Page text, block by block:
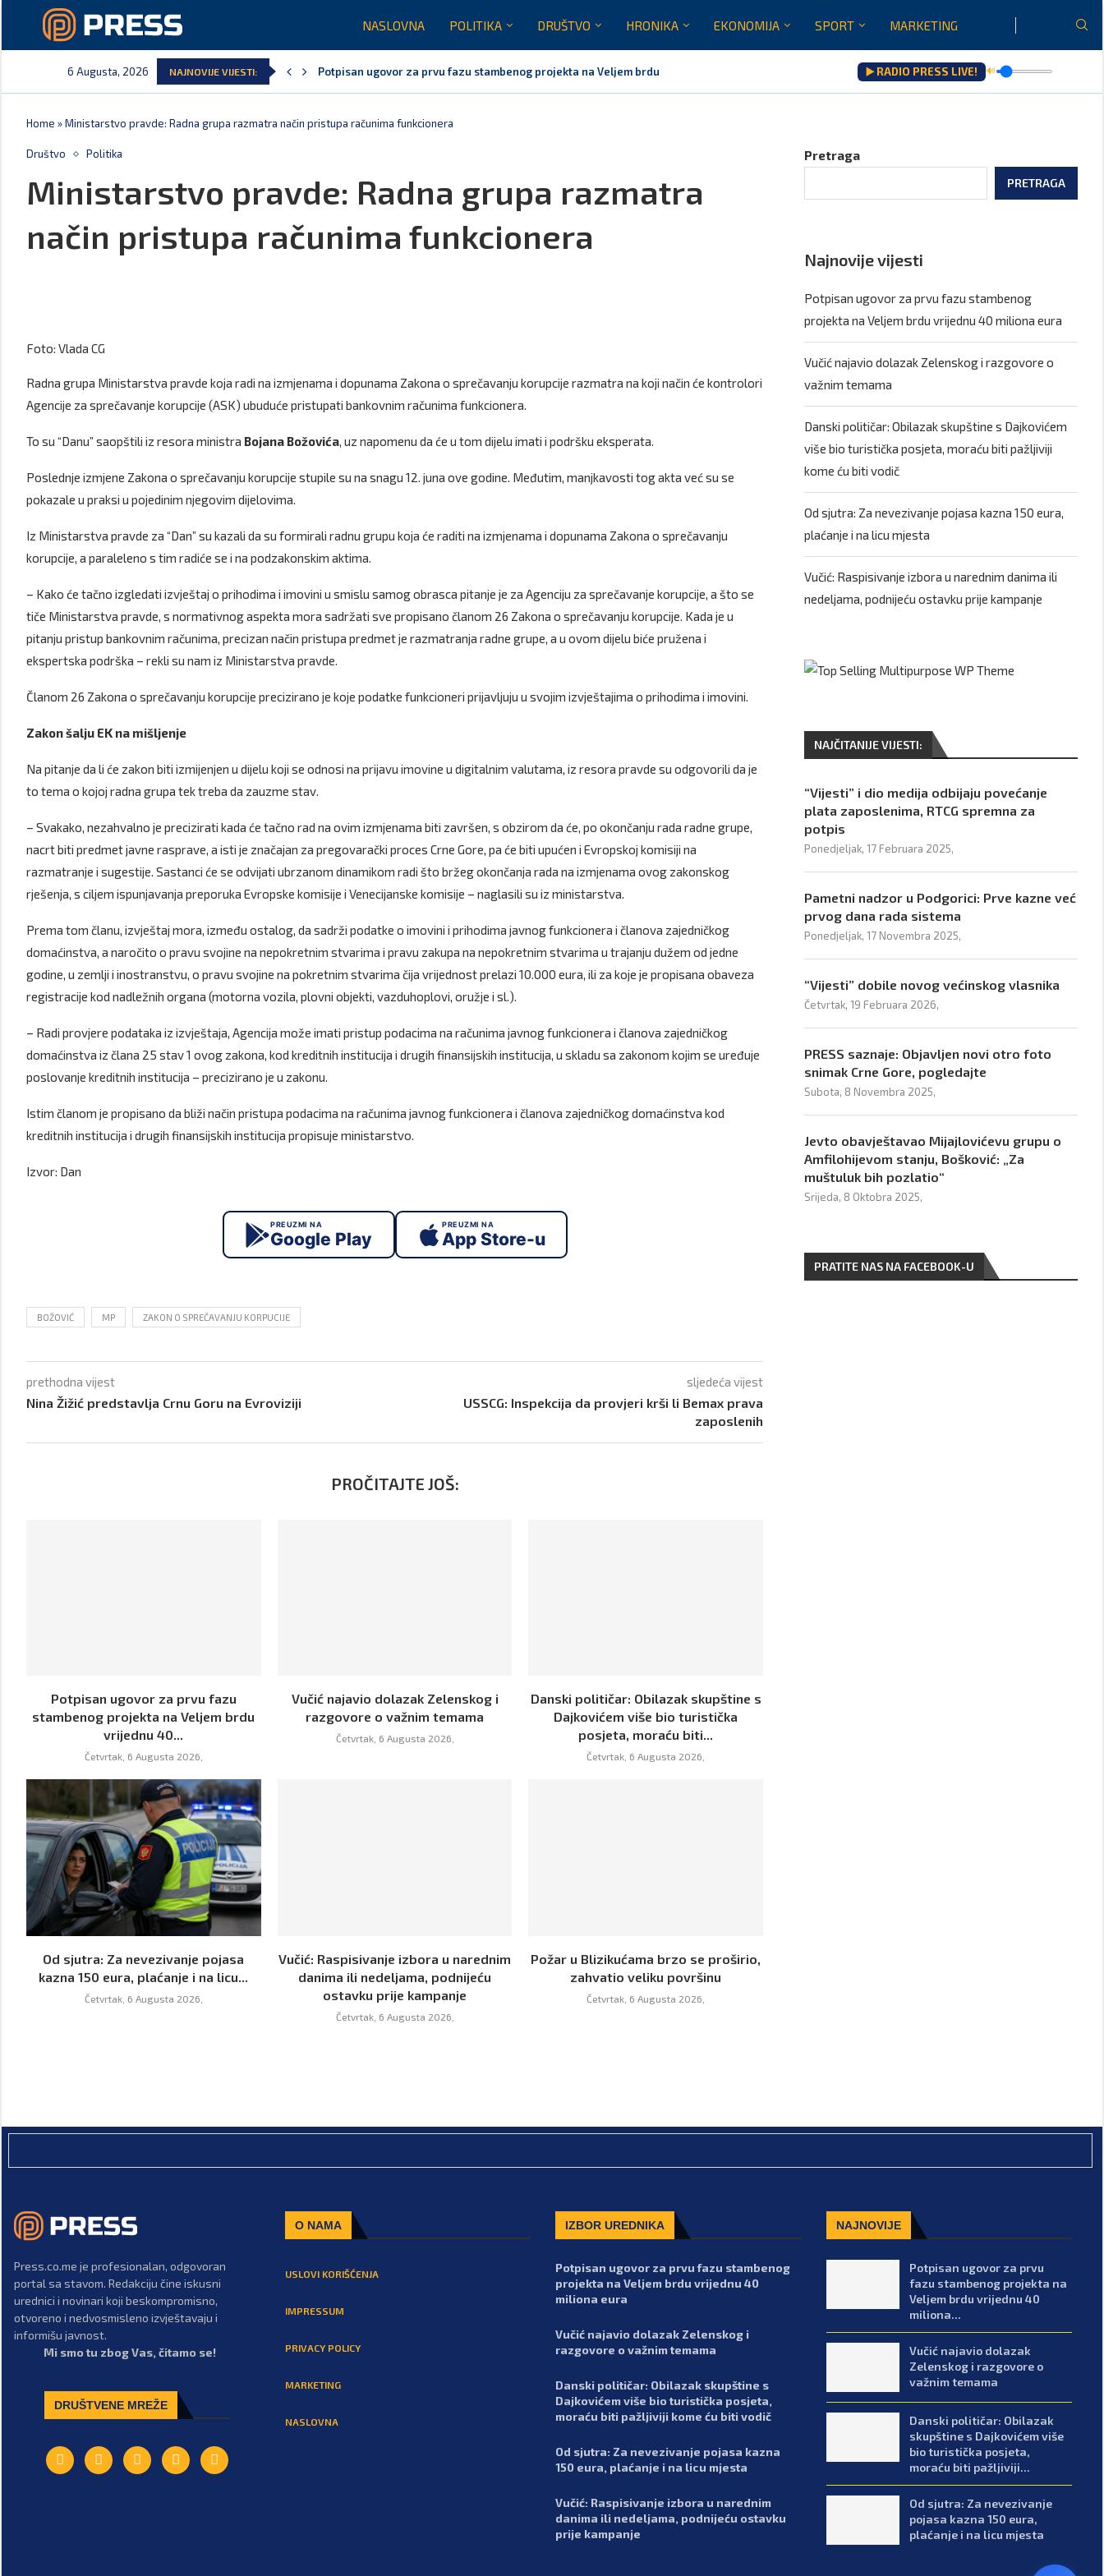
NASLOVNA POLITIKA DRUŠTVO HRONIKA EKONOMIJA SPORT MARKETING
6 Augusta, 2026 NAJNOVIJE VIJESTI: Potpisan ugovor za prvu fazu stambenog projekta na Veljem brdu vrijednu... ▶️ RADIO PRESS LIVE! 🔊
Home »Ministarstvo pravde: Radna grupa razmatra način pristupa računima funkcionera
Društvo Politika
Ministarstvo pravde: Radna grupa razmatra
način pristupa računima funkcionera
Foto: Vlada CG
Radna grupa Ministarstva pravde koja radi na izmjenama i dopunama Zakona o sprečavanju korupcije razmatra na koji način će kontrolori
Agencije za sprečavanje korupcije (ASK) ubuduće pristupati bankovnim računima funkcionera.
To su “Danu” saopštili iz resora ministra Bojana Božovića, uz napomenu da će u tom dijelu imati i podršku eksperata.
Poslednje izmjene Zakona o sprečavanju korupcije stupile su na snagu 12. juna ove godine. Međutim, manjkavosti tog akta već su se
pokazale u praksi u pojedinim njegovim dijelovima.
Iz Ministarstva pravde za “Dan” su kazali da su formirali radnu grupu koja će raditi na izmjenama i dopunama Zakona o sprečavanju
korupcije, a paraleleno s tim radiće se i na podzakonskim aktima.
– Kako će tačno izgledati izvještaj o prihodima i imovini u smislu samog obrasca pitanje je za Agenciju za sprečavanje korupcije, a što se
tiče Ministarstva pravde, s normativnog aspekta mora sadržati sve propisano članom 26 Zakona o sprečavanju korupcije. Kada je u
pitanju pristup bankovnim računima, precizan način pristupa predmet je razmatranja radne grupe, a u ovom dijelu biće pružena i
ekspertska podrška – rekli su nam iz Ministarstva pravde.
Članom 26 Zakona o sprečavanju korupcije precizirano je koje podatke funkcioneri prijavljuju u svojim izvještajima o prihodima i imovini.
Zakon šalju EK na mišljenje
Na pitanje da li će zakon biti izmijenjen u dijelu koji se odnosi na prijavu imovine u digitalnim valutama, iz resora pravde su odgovorili da je
to tema o kojoj radna grupa tek treba da zauzme stav.
– Svakako, nezahvalno je precizirati kada će tačno rad na ovim izmjenama biti završen, s obzirom da će, po okončanju rada radne grupe,
nacrt biti predmet javne rasprave, a isti je značajan za pregovarački proces Crne Gore, pa će biti upućen i Evropskoj komisiji na
razmatranje i sugestije. Sastanci će se odvijati ubrzanom dinamikom radi što bržeg okončanja rada na izmjenama ovog zakonskog
rješenja, s ciljem ispunjavanja preporuka Evropske komisije i Venecijanske komisije – naglasili su iz ministarstva.
Prema tom članu, izvještaj mora, između ostalog, da sadrži podatke o imovini i prihodima javnog funkcionera i članova zajedničkog
domaćinstva, a naročito o pravu svojine na nepokretnim stvarima i pravu zakupa na nepokretnim stvarima u trajanju dužem od jedne
godine, u zemlji i inostranstvu, o pravu svojine na pokretnim stvarima čija vrijednost prelazi 10.000 eura, ili za koje je propisana obaveza
registracije kod nadležnih organa (motorna vozila, plovni objekti, vazduhoplovi, oružje i sl.).
– Radi provjere podataka iz izvještaja, Agencija može imati pristup podacima na računima javnog funkcionera i članova zajedničkog
domaćinstva iz člana 25 stav 1 ovog zakona, kod kreditnih institucija i drugih finansijskih institucija, u skladu sa zakonom kojim se uređuje
poslovanje kreditnih institucija – precizirano je u zakonu.
Istim članom je propisano da bliži način pristupa podacima na računima javnog funkcionera i članova zajedničkog domaćinstva kod
kreditnih institucija i drugih finansijskih institucija propisuje ministarstvo.
Izvor: Dan
PREUZMI NA
Google Play
PREUZMI NA
App Store-u
BOŽOVIĆ MP ZAKON O SPREČAVANJU KORPUCIJE
prethodna vijest
Nina Žižić predstavlja Crnu Goru na Evroviziji
sljedeća vijest
USSCG: Inspekcija da provjeri krši li Bemax prava
zaposlenih
PROČITAJTE JOŠ:
Potpisan ugovor za prvu fazu
stambenog projekta na Veljem brdu
vrijednu 40...
Četvrtak, 6 Augusta 2026,
Vučić najavio dolazak Zelenskog i
razgovore o važnim temama
Četvrtak, 6 Augusta 2026,
Danski političar: Obilazak skupštine s
Dajkovićem više bio turistička
posjeta, moraću biti...
Četvrtak, 6 Augusta 2026,
Od sjutra: Za nevezivanje pojasa
kazna 150 eura, plaćanje i na licu...
Četvrtak, 6 Augusta 2026,
Vučić: Raspisivanje izbora u narednim
danima ili nedeljama, podnijeću
ostavku prije kampanje
Četvrtak, 6 Augusta 2026,
Požar u Blizikućama brzo se proširio,
zahvatio veliku površinu
Četvrtak, 6 Augusta 2026,
Pretraga
PRETRAGA
Najnovije vijesti
Potpisan ugovor za prvu fazu stambenog
projekta na Veljem brdu vrijednu 40 miliona eura
Vučić najavio dolazak Zelenskog i razgovore o
važnim temama
Danski političar: Obilazak skupštine s Dajkovićem
više bio turistička posjeta, moraću biti pažljiviji
kome ću biti vodič
Od sjutra: Za nevezivanje pojasa kazna 150 eura,
plaćanje i na licu mjesta
Vučić: Raspisivanje izbora u narednim danima ili
nedeljama, podnijeću ostavku prije kampanje
NAJČITANIJE VIJESTI:
“Vijesti” i dio medija odbijaju povećanje
plata zaposlenima, RTCG spremna za
potpis
Ponedjeljak, 17 Februara 2025,
Pametni nadzor u Podgorici: Prve kazne već
prvog dana rada sistema
Ponedjeljak, 17 Novembra 2025,
“Vijesti” dobile novog većinskog vlasnika
Četvrtak, 19 Februara 2026,
PRESS saznaje: Objavljen novi otro foto
snimak Crne Gore, pogledajte
Subota, 8 Novembra 2025,
Jevto obavještavao Mijajlovićevu grupu o
Amfilohijevom stanju, Bošković: „Za
muštuluk bih pozlatio“
Srijeda, 8 Oktobra 2025,
PRATITE NAS NA FACEBOOK-U
Press.co.me je profesionalan, odgovoran
portal sa stavom. Redakciju čine iskusni
urednici i novinari koji beskompromisno,
otvoreno i nedvosmisleno izvještavaju i
informišu javnost.
Mi smo tu zbog Vas, čitamo se!
DRUŠTVENE MREŽE
O NAMA
USLOVI KORIŠĆENJA
IMPRESSUM
PRIVACY POLICY
MARKETING
NASLOVNA
IZBOR UREDNIKA
Potpisan ugovor za prvu fazu stambenog
projekta na Veljem brdu vrijednu 40
miliona eura
Vučić najavio dolazak Zelenskog i
razgovore o važnim temama
Danski političar: Obilazak skupštine s
Dajkovićem više bio turistička posjeta,
moraću biti pažljiviji kome ću biti vodič
Od sjutra: Za nevezivanje pojasa kazna
150 eura, plaćanje i na licu mjesta
Vučić: Raspisivanje izbora u narednim
danima ili nedeljama, podnijeću ostavku
prije kampanje
NAJNOVIJE
Potpisan ugovor za prvu
fazu stambenog projekta na
Veljem brdu vrijednu 40
miliona...
Vučić najavio dolazak
Zelenskog i razgovore o
važnim temama
Danski političar: Obilazak
skupštine s Dajkovićem više
bio turistička posjeta,
moraću biti pažljiviji...
Od sjutra: Za nevezivanje
pojasa kazna 150 eura,
plaćanje i na licu mjesta